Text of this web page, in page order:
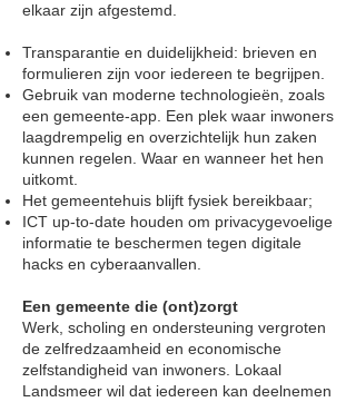
elkaar zijn afgestemd.
Transparantie en duidelijkheid: brieven en
formulieren zijn voor iedereen te begrijpen.
Gebruik van moderne technologieën, zoals
een gemeente-app. Een plek waar inwoners
laagdrempelig en overzichtelijk hun zaken
kunnen regelen. Waar en wanneer het hen
uitkomt.
Het gemeentehuis blijft fysiek bereikbaar;
ICT up-to-date houden om privacygevoelige
informatie te beschermen tegen digitale
hacks en cyberaanvallen.
Een gemeente die (ont)zorgt
Werk, scholing en ondersteuning vergroten
de zelfredzaamheid en economische
zelfstandigheid van inwoners. Lokaal
Landsmeer wil dat iedereen kan deelnemen